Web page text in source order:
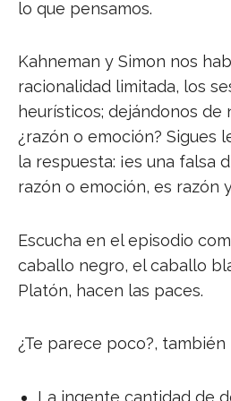
lo que pensamos.
Kahneman y Simon nos
racionalidad limitada, los
heurísticos; dejándonos de
¿razón o emoción? Sigues
la respuesta: ¡es una falsa
razón o emoción, es razón
Escucha en el episodio
caballo negro, el caballo
Platón, hacen las paces.
¿Te parece poco?, también
La ingente cantidad de